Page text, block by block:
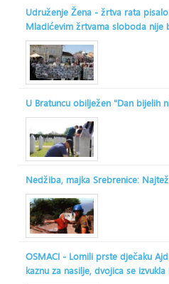
Udruženje Žena - žrtva rata
Mladićevim žrtvama sloboda nije
U Bratuncu obilježen "Dan bijelih
Nedžiba, majka Srebrenice:
OSMACI - Lomili prste dječaku
kaznu za nasilje, dvojica se izvukla